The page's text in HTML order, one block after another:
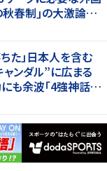
春制｣の大激論】
た」日本人を含む
ンダル”に広まる
余波「4強神話も